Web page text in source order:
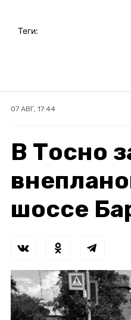
Теги:
07 АВГ, 17:44
В Тосно
шоссе